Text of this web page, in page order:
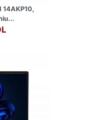
14AKP10,